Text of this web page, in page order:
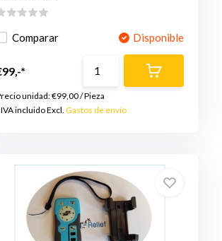
Comparar Disponible
*
unidad:€99,00/Pieza
incluido Excl.Gastos de envío